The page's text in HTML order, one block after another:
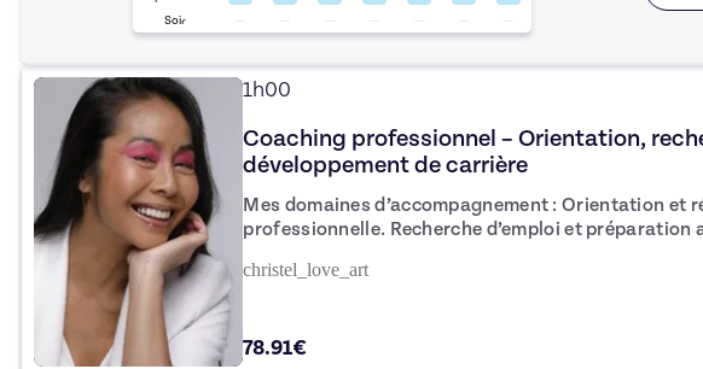
Soir
1h00
Coaching professionnel – Orientation,
développement de carrière
Mes domaines d’accompagnement : Orientation et réorientation
professionnelle. Recherche d’emploi et préparation aux entretiens.
leadership et de la confiance au travail. Gestion des transitions de
christel_love_art
78.91€